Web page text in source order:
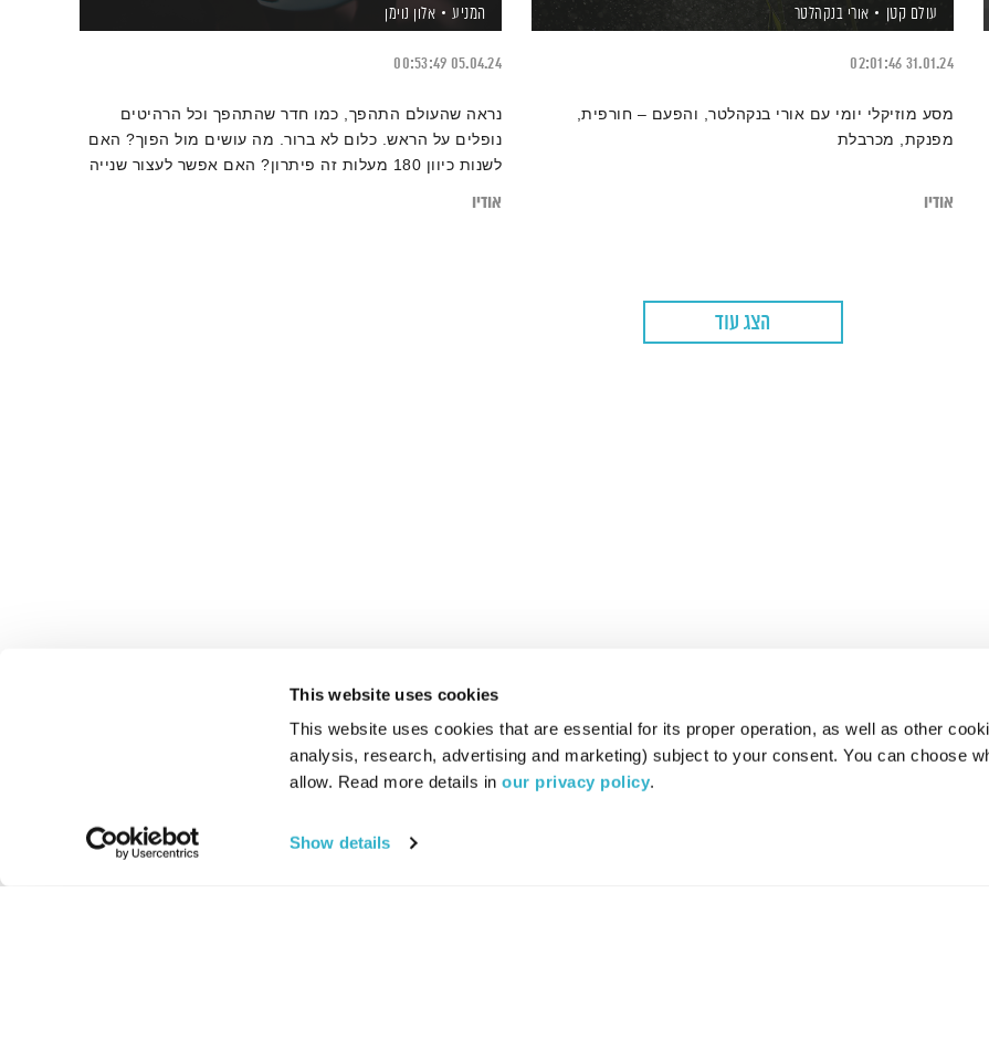
This website uses cookies
This website uses cookies that are essential for its proper operation, as well as other
analysis, research, advertising and marketing) subject to your consent. You can choose
allow. Read more details in our privacy policy.
Show details
עולם קטן אורי בנקהלטר
31.01.24
02:01:46
מסע מוזיקלי יומי עם אורי בנקהלטר, והפעם – חורפית,
מפנקת, מכרבלת
אודיו
המניע אלון נוימן
05.04.24
00:53:49
נראה שהעולם התהפך, כמו חדר שהתהפך וכל הרהיטים
נופלים על הראש. כלום לא ברור. מה עושים מול הפוך? האם
לשנות כיוון 180 מעלות זה פיתרון? האם אפשר לעצור שנייה
אודיו
הצג עוד